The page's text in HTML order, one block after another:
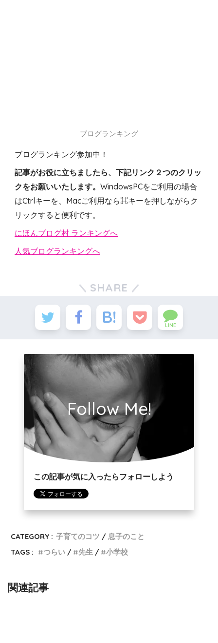
ブログランキング
ブログランキング参加中！
記事がお役に立ちましたら、下記リンク２つのクリッ
クをお願いいたします。 WindowsPCをご利用の場合
はCtrlキーを、Macご利用なら⌘キーを押しながらク
リックすると便利です。
にほんブログ村 ランキングへ
人気ブログランキングへ
SHARE
LINE
Follow Me!
この記事が気に入ったらフォローしよう
CATEGORY : 子育てのコツ
息子のこと
TAGS :
つらい 先生 小学校
関連記事